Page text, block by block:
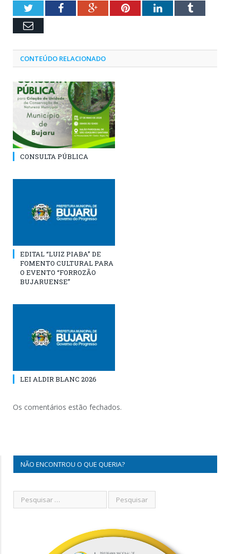
TwitterFacebookGoogle+PinterestLinkedInTumblr
Email
CONTEÚDO RELACIONADO
CONSULTA PÚBLICA
EDITAL “LUIZ PIABA” DE
FOMENTO CULTURAL PARA
O EVENTO “FORROZÃO
BUJARUENSE”
LEI ALDIR BLANC 2026
Os comentários estão fechados.
NÃO ENCONTROU O QUE QUERIA?